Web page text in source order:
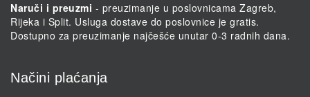
Naruči i preuzmi - preuzimanje u poslovnicama Zagreb,
Rijeka i Split. Usluga dostave do poslovnice je gratis.
Dostupno za preuzimanje najčešće unutar 0-3 radnih dana.
Načini plaćanja